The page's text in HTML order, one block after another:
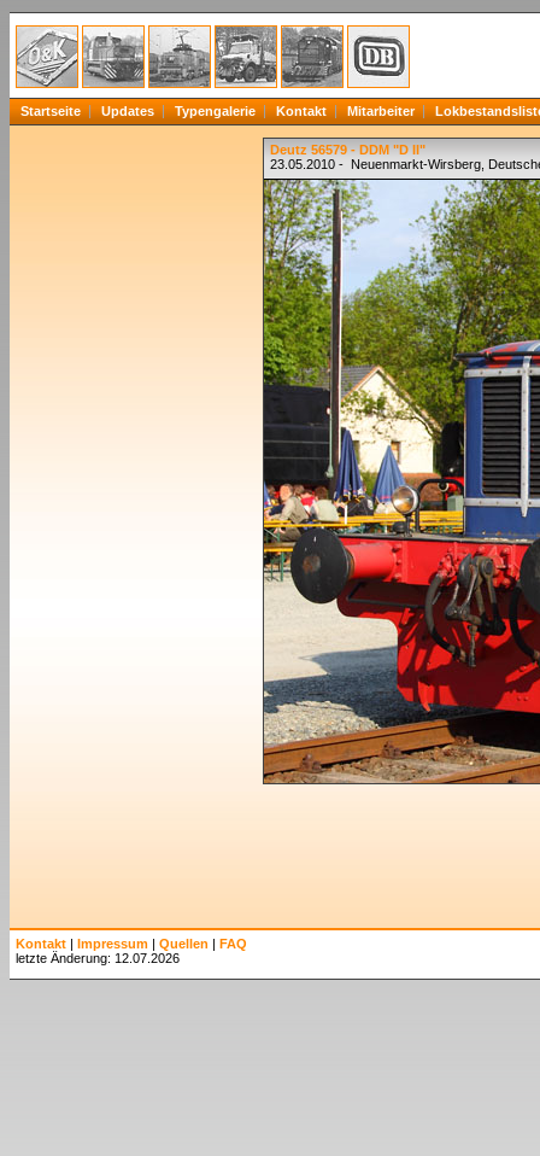
Startseite Updates Typengalerie Kontakt Mitarbeiter
Deutz 56579 - DDM "D II"
23.05.2010 - Neuenmarkt-Wirsberg,
Kontakt | Impressum | Quellen | FAQ
letzte Änderung: 12.07.2026